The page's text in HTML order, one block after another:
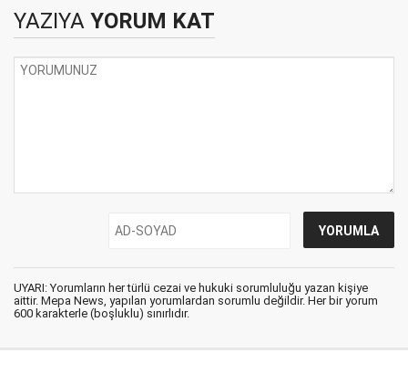
YAZIYA YORUM KAT
UYARI: Yorumların her türlü cezai ve hukuki sorumluluğu yazan kişiye
aittir. Mepa News, yapılan yorumlardan sorumlu değildir. Her bir yorum
600 karakterle (boşluklu) sınırlıdır.